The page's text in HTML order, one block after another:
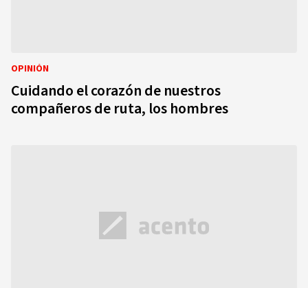
OPINIÓN
Cuidando el corazón de nuestros
compañeros de ruta, los hombres